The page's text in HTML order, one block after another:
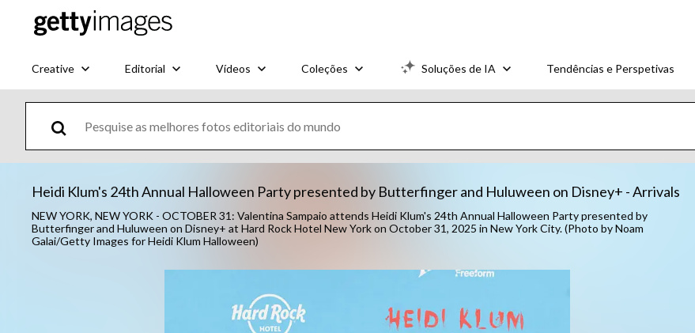
Creative Editorial Vídeos Coleções Soluções de IA Tendências e Perspetivas
Heidi Klum's 24th Annual Halloween Party presented by Butterfinger and Huluween on Disney+ - Arrivals
NEW YORK, NEW YORK - OCTOBER 31: Valentina Sampaio attends Heidi Klum's 24th Annual Halloween Party presented by
Butterfinger and Huluween on Disney+ at Hard Rock Hotel New York on October 31, 2025 in New York City. (Photo by Noam
Galai/Getty Images for Heidi Klum Halloween)